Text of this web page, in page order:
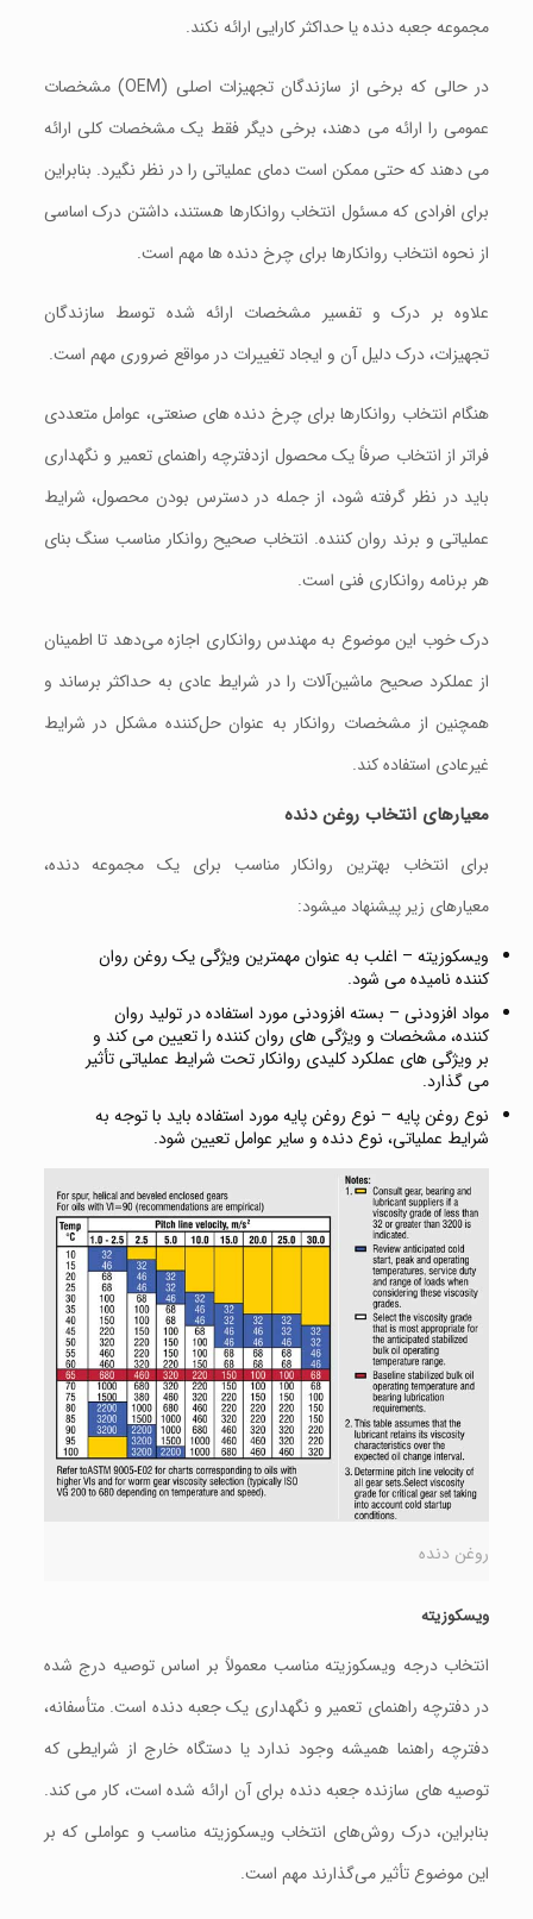
مجموعه جعبه دنده یا حداکثر کارایی ارائه نکند.
در حالی که برخی از سازندگان تجهیزات اصلی (OEM) مشخصات
عمومی را ارائه می دهند، برخی دیگر فقط یک مشخصات کلی ارائه
می دهند که حتی ممکن است دمای عملیاتی را در نظر نگیرد. بنابراین
برای افرادی که مسئول انتخاب روانکارها هستند، داشتن درک اساسی
از نحوه انتخاب روانکارها برای چرخ دنده ها مهم است.
علاوه بر درک و تفسیر مشخصات ارائه شده توسط سازندگان
تجهیزات، درک دلیل آن و ایجاد تغییرات در مواقع ضروری مهم است.
هنگام انتخاب روانکارها برای چرخ دنده های صنعتی، عوامل متعددی
فراتر از انتخاب صرفاً یک محصول ازدفترچه راهنمای تعمیر و نگهداری
باید در نظر گرفته شود، از جمله در دسترس بودن محصول، شرایط
عملیاتی و برند روان کننده. انتخاب صحیح روانکار مناسب سنگ بنای
هر برنامه روانکاری فنی است.
درک خوب این موضوع به مهندس روانکاری اجازه می‌دهد تا اطمینان
از عملکرد صحيح ماشین‌آلات را در شرایط عادی به حداکثر برساند و
همچنین از مشخصات روانکار به عنوان حل‌کننده مشکل در شرایط
غیرعادی استفاده کند.
معیارهای انتخاب روغن دنده
برای انتخاب بهترین روانکار مناسب برای یک مجموعه دنده،
معیارهای زیر پیشنهاد ميشود:
ویسکوزیته – اغلب به عنوان مهمترین ویژگی یک روغن روان
کننده نامیده می شود.
مواد افزودنی – بسته افزودنی مورد استفاده در توليد روان
کننده، مشخصات و ويژگی های روان کننده را تعیین می کند و
بر ویژگی های عملکرد کلیدی روانکار تحت شرایط عملیاتی تأثیر
می گذارد.
نوع روغن پایه – نوع روغن پایه مورد استفاده باید با توجه به
شرایط عملیاتی، نوع دنده و سایر عوامل تعیین شود.
روغن دنده
ویسکوزیته
انتخاب درجه ویسکوزیته مناسب معمولاً بر اساس توصیه درج شده
در دفترچه راهنمای تعمیر و نگهداری یک جعبه دنده است. متأسفانه،
دفترچه راهنما همیشه وجود ندارد یا دستگاه خارج از شرایطی که
توصیه های سازنده جعبه دنده برای آن ارائه شده است، کار می کند.
بنابراین، درک روش‌های انتخاب ویسکوزیته مناسب و عواملی که بر
این موضوع تأثیر می‌گذارند مهم است.